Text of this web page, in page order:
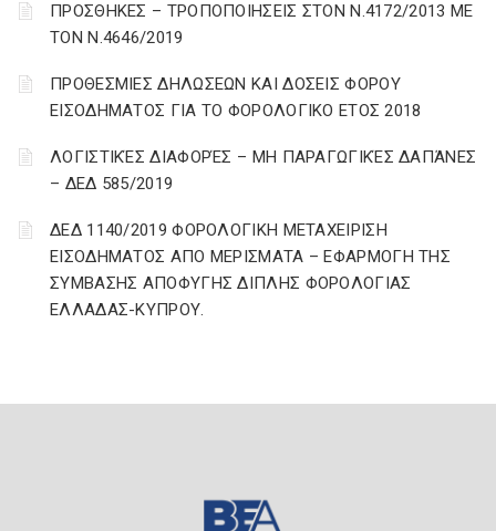
ΠΡΟΣΘΗΚΕΣ – ΤΡΟΠΟΠΟΙΗΣΕΙΣ ΣΤΟΝ Ν.4172/2013 ΜΕ
ΤΟΝ Ν.4646/2019
ΠΡΟΘΕΣΜΙΕΣ ΔΗΛΩΣΕΩΝ ΚΑΙ ΔΟΣΕΙΣ ΦΟΡΟΥ
ΕΙΣΟΔΗΜΑΤΟΣ ΓΙΑ ΤΟ ΦΟΡΟΛΟΓΙΚΟ ΕΤΟΣ 2018
ΛΟΓΙΣΤΙΚΈΣ ΔΙΑΦΟΡΈΣ – ΜΗ ΠΑΡΑΓΩΓΙΚΈΣ ΔΑΠΆΝΕΣ
– ΔΕΔ 585/2019
ΔΕΔ 1140/2019 ΦΟΡΟΛΟΓΙΚΗ ΜΕΤΑΧΕΙΡΙΣΗ
ΕΙΣΟΔΗΜΑΤΟΣ ΑΠΟ ΜΕΡΙΣΜΑΤΑ – ΕΦΑΡΜΟΓΗ ΤΗΣ
ΣΥΜΒΑΣΗΣ ΑΠΟΦΥΓΗΣ ΔΙΠΛΗΣ ΦΟΡΟΛΟΓΙΑΣ
ΕΛΛΑΔΑΣ-ΚΥΠΡΟΥ.